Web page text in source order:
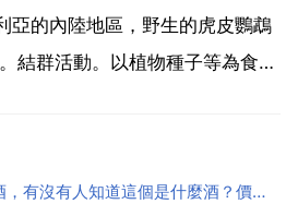
亞的內陸地區，野生的虎皮鸚鵡
結群活動。以植物種子等為食。
易於馴養，在中國是大眾最喜歡
有沒有人知道這是什麼酒，有沒有人知道這個是什麼酒？價格多少？